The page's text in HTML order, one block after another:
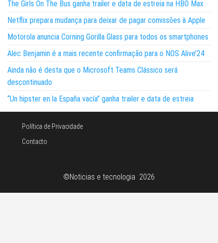
The Girls On The Bus ganha trailer e data de estreia na HBO Max
Netflix prepara mudança para deixar de pagar comissões à Apple
Motorola anuncia Corning Gorilla Glass para todos os smartphones
Alec Benjamin é a mais recente confirmação para o NOS Alive’24
Ainda não é desta que o Microsoft Teams Clássico será
descontinuado
“Un hipster en la España vacía” ganha trailer e data de estreia
Política de Privacidade
Contacto
©Noticias e tecnologia 2026